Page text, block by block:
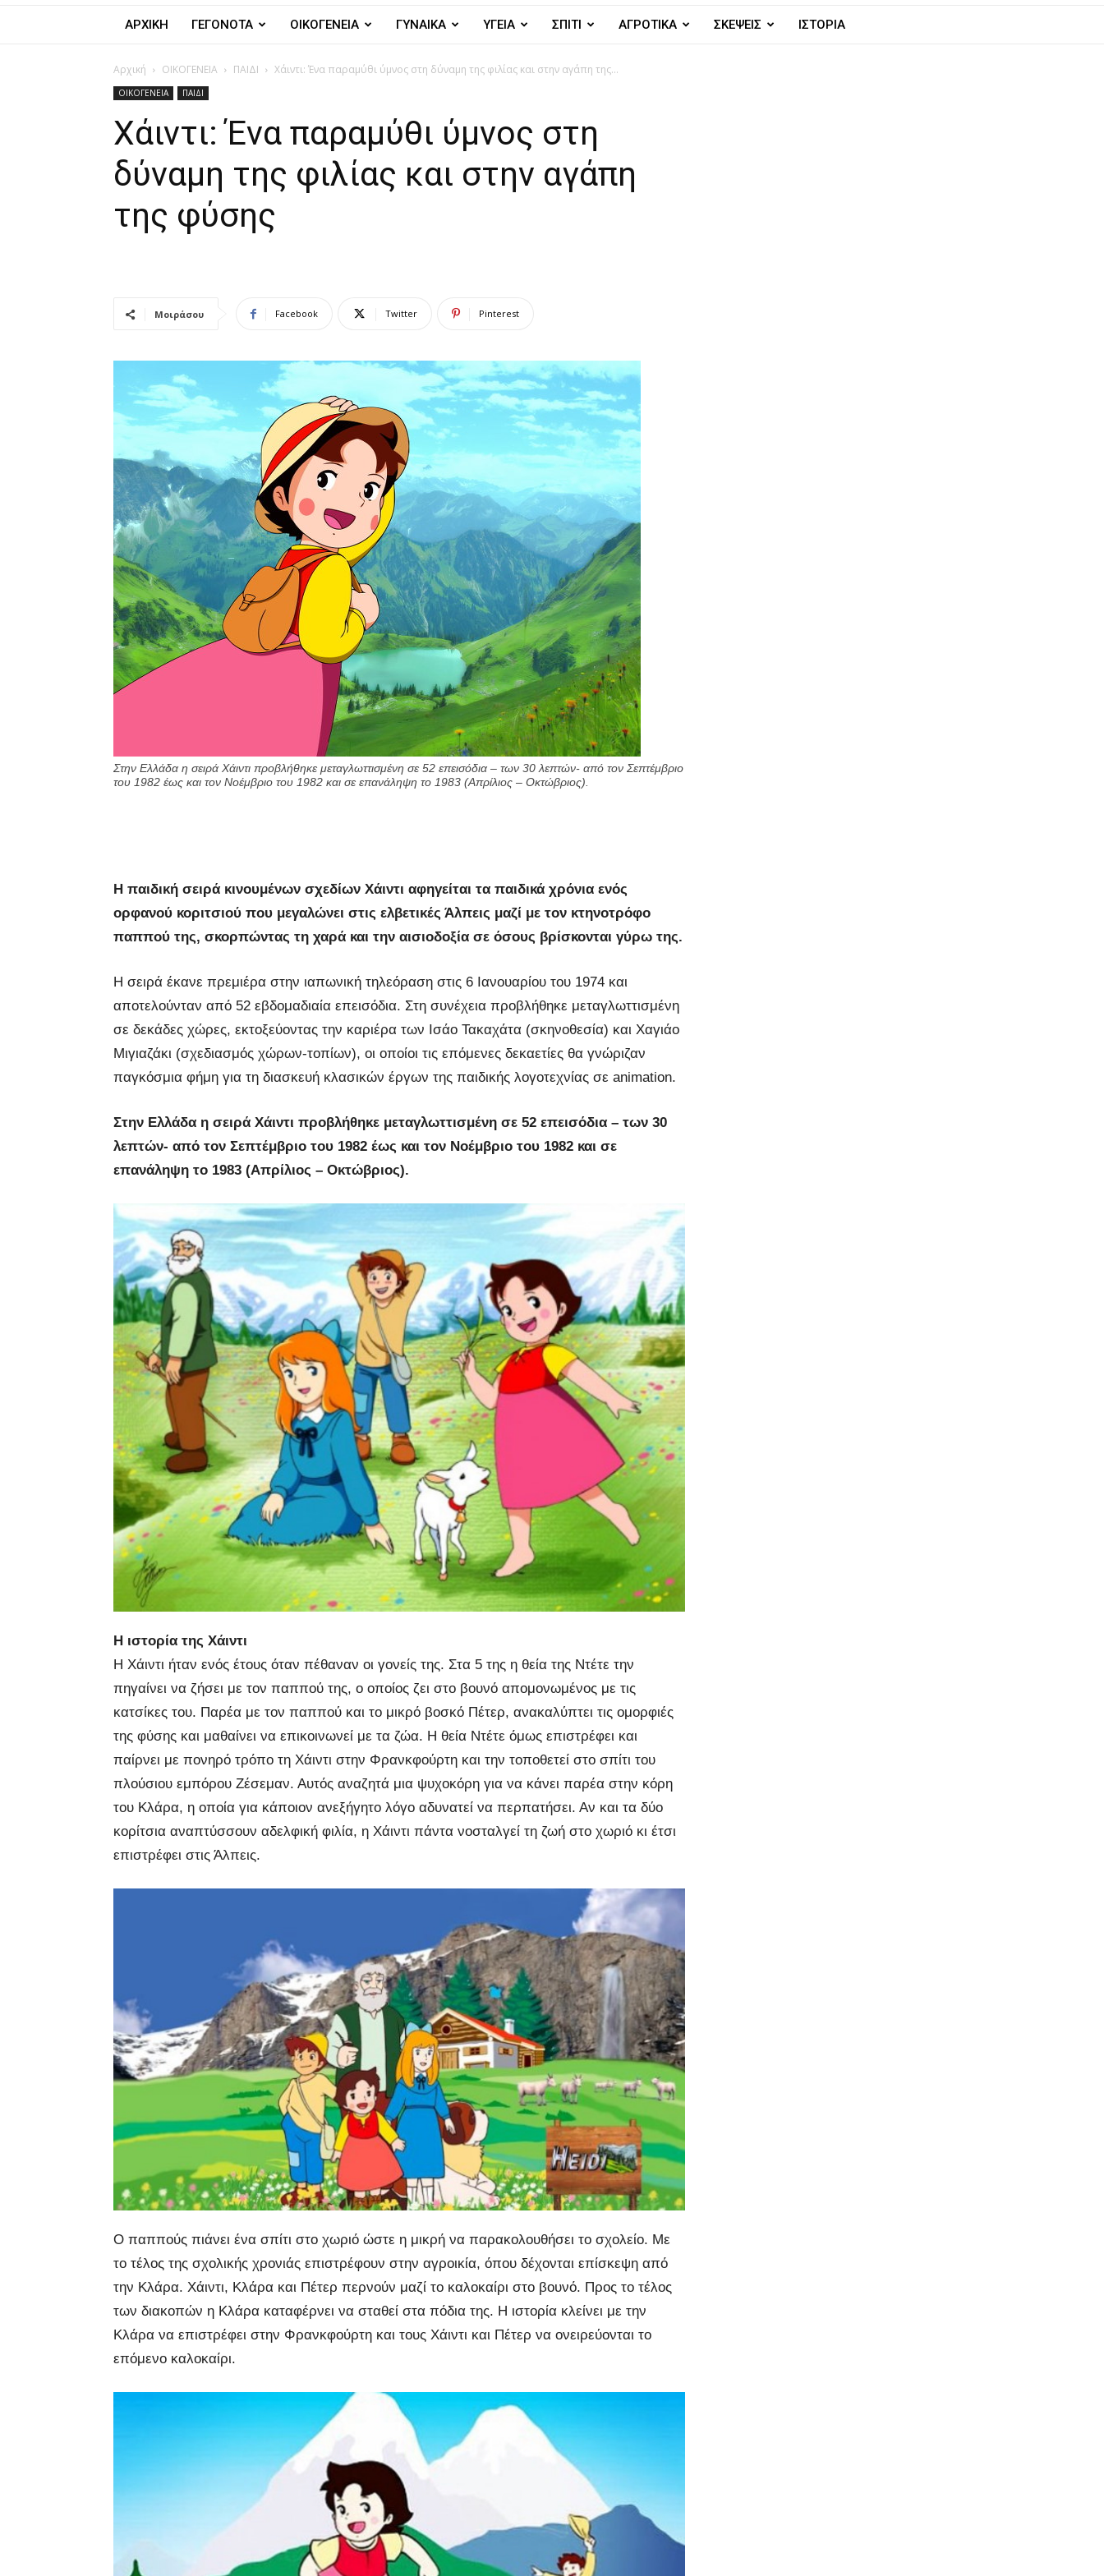
ΑΡΧΙΚΗ ΓΕΓΟΝΟΤΑ ΟΙΚΟΓΕΝΕΙΑ ΓΥΝΑΙΚΑ ΥΓΕΙΑ ΣΠΙΤΙ ΑΓΡΟΤΙΚΑ ΣΚΕΨΕΙΣ ΙΣΤΟΡΙΑ
Αρχική ΟΙΚΟΓΕΝΕΙΑ ΠΑΙΔΙ Χάιντι: Ένα παραμύθι ύμνος στη δύναμη της φιλίας και στην αγάπη της...
ΟΙΚΟΓΕΝΕΙΑ ΠΑΙΔΙ
Χάιντι: Ένα παραμύθι ύμνος στη
δύναμη της φιλίας και στην αγάπη
της φύσης
Μοιράσου Facebook Twitter Pinterest
Στην Ελλάδα η σειρά Χάιντι προβλήθηκε μεταγλωττισμένη σε 52 επεισόδια – των 30 λεπτών- από τον Σεπτέμβριο
του 1982 έως και τον Νοέμβριο του 1982 και σε επανάληψη το 1983 (Απρίλιος – Οκτώβριος).
Η παιδική σειρά κινουμένων σχεδίων Χάιντι αφηγείται τα παιδικά χρόνια ενός
ορφανού κοριτσιού που μεγαλώνει στις ελβετικές Άλπεις μαζί με τον κτηνοτρόφο
παππού της, σκορπώντας τη χαρά και την αισιοδοξία σε όσους βρίσκονται γύρω της.
Η σειρά έκανε πρεμιέρα στην ιαπωνική τηλεόραση στις 6 Ιανουαρίου του 1974 και
αποτελούνταν από 52 εβδομαδιαία επεισόδια. Στη συνέχεια προβλήθηκε μεταγλωττισμένη
σε δεκάδες χώρες, εκτοξεύοντας την καριέρα των Ισάο Τακαχάτα (σκηνοθεσία) και Χαγιάο
Μιγιαζάκι (σχεδιασμός χώρων-τοπίων), οι οποίοι τις επόμενες δεκαετίες θα γνώριζαν
παγκόσμια φήμη για τη διασκευή κλασικών έργων της παιδικής λογοτεχνίας σε animation.
Στην Ελλάδα η σειρά Χάιντι προβλήθηκε μεταγλωττισμένη σε 52 επεισόδια – των 30
λεπτών- από τον Σεπτέμβριο του 1982 έως και τον Νοέμβριο του 1982 και σε
επανάληψη το 1983 (Απρίλιος – Οκτώβριος).
Η ιστορία της Χάιντι
Η Χάιντι ήταν ενός έτους όταν πέθαναν οι γονείς της. Στα 5 της η θεία της Ντέτε την
πηγαίνει να ζήσει με τον παππού της, ο οποίος ζει στο βουνό απομονωμένος με τις
κατσίκες του. Παρέα με τον παππού και το μικρό βοσκό Πέτερ, ανακαλύπτει τις ομορφιές
της φύσης και μαθαίνει να επικοινωνεί με τα ζώα. Η θεία Ντέτε όμως επιστρέφει και
παίρνει με πονηρό τρόπο τη Χάιντι στην Φρανκφούρτη και την τοποθετεί στο σπίτι του
πλούσιου εμπόρου Ζέσεμαν. Αυτός αναζητά μια ψυχοκόρη για να κάνει παρέα στην κόρη
του Κλάρα, η οποία για κάποιον ανεξήγητο λόγο αδυνατεί να περπατήσει. Αν και τα δύο
κορίτσια αναπτύσσουν αδελφική φιλία, η Χάιντι πάντα νοσταλγεί τη ζωή στο χωριό κι έτσι
επιστρέφει στις Άλπεις.
Ο παππούς πιάνει ένα σπίτι στο χωριό ώστε η μικρή να παρακολουθήσει το σχολείο. Με
το τέλος της σχολικής χρονιάς επιστρέφουν στην αγροικία, όπου δέχονται επίσκεψη από
την Κλάρα. Χάιντι, Κλάρα και Πέτερ περνούν μαζί το καλοκαίρι στο βουνό. Προς το τέλος
των διακοπών η Κλάρα καταφέρνει να σταθεί στα πόδια της. Η ιστορία κλείνει με την
Κλάρα να επιστρέφει στην Φρανκφούρτη και τους Χάιντι και Πέτερ να ονειρεύονται το
επόμενο καλοκαίρι.